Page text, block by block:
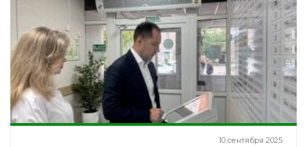
10 сентября 2025